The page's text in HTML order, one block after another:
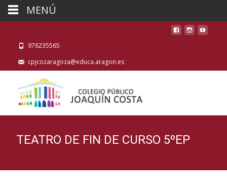
976235565
cpjcozaragoza@educa.aragon.es
TEATRO DE FIN DE CURSO 5ºEP
MENÚ